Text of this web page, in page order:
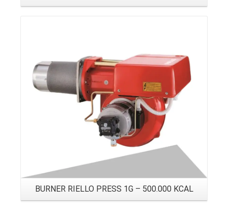
BURNER RIELLO PRESS 1G – 500.000 KCAL